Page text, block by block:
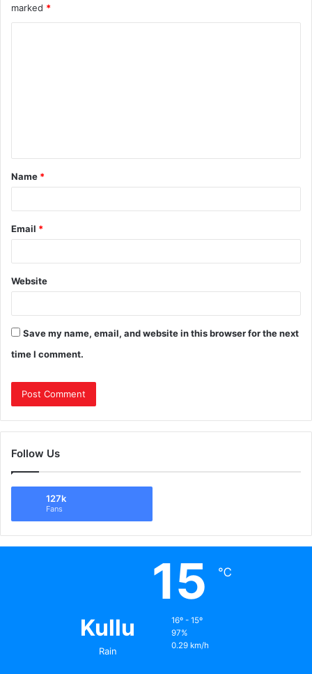
marked *
Name *
Email *
Website
Save my name, email, and website in this browser for the next
time I comment.
Follow Us
127k
Fans
Kullu
Rain
15 ℃
16º - 15º
97%
0.29 km/h